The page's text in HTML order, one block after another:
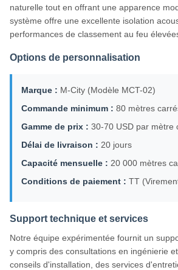
naturelle tout en offrant une apparence
système offre une excellente isolation
performances de classement au feu
Options de personnalisation
Marque : M-City (Modèle MCT-02)
Commande minimum : 80 mètres
Gamme de prix : 30-70 USD par mètre
Délai de livraison : 20 jours
Capacité mensuelle : 20 000 mètres
Conditions de paiement : TT
Support technique et services
Notre équipe expérimentée fournit un
y compris des consultations en ingénierie
conseils d'installation, des services